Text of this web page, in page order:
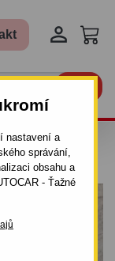
nastavení a
správání,
obsahu a
- Ťažné

60 -